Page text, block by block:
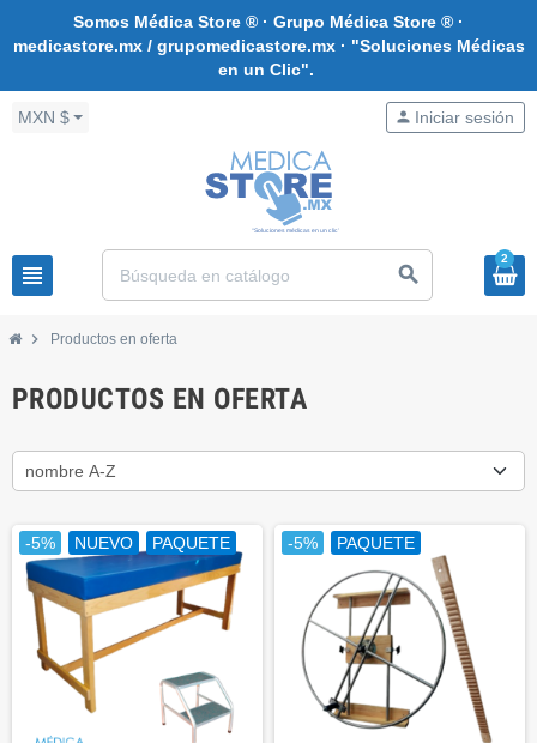
Somos Médica Store ® · Grupo Médica Store ® ·
medicastore.mx / grupomedicastore.mx · "Soluciones Médicas
en un Clic".
MXN $
view_headline search
person Iniciar sesión
2
chevron_right Productos en oferta
PRODUCTOS EN OFERTA
nombre A-Z
-5% NUEVO PAQUETE -5% PAQUETE